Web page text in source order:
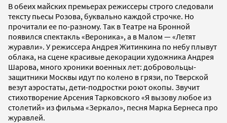
В обеих майских премьерах режиссеры строго следовали
тексту пьесы Розова, буквально каждой строчке. Но
прочитали ее по-разному. Так в Театре на Бронной
появился спектакль «Вероника», а в Малом — «Летят
журавли». У режиссера Андрея Житинкина по небу плывут
облака, на сцене красивые декорации художника Андрея
Шарова, много хроники военных лет: добровольцы-
защитники Москвы идут по колено в грязи, по Тверской
везут аэростаты, дети-подростки роют окопы. Звучит
стихотворение Арсения Тарковского «Я вызову любое из
столетий» из фильма «Зеркало», песня Марка Бернеса про
журавлей.